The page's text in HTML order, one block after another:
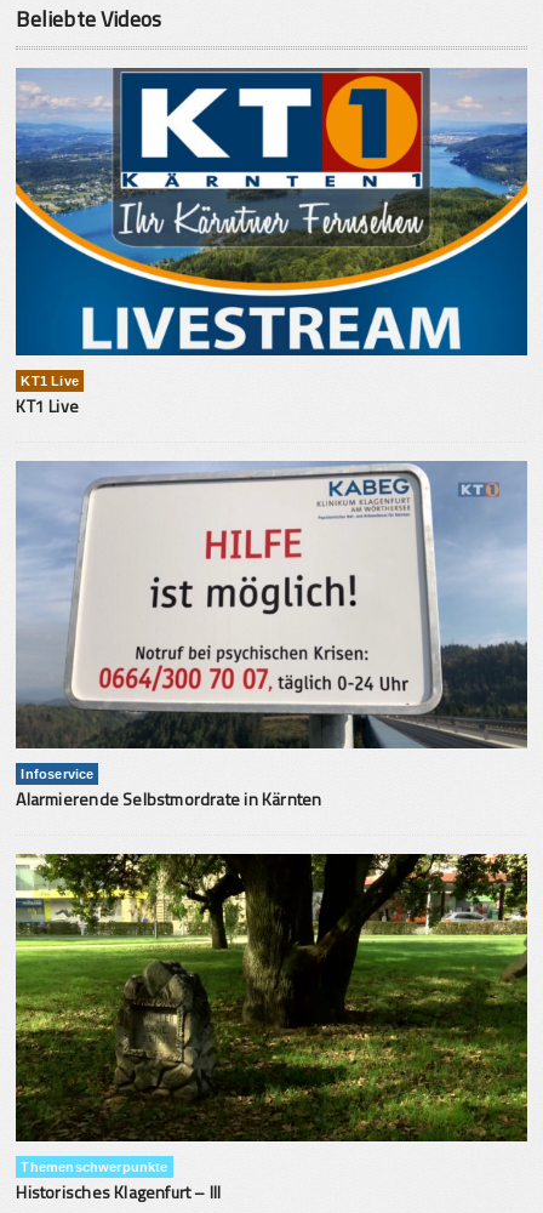
Beliebte Videos
KT1 Live
KT1 Live
Infoservice
Alarmierende Selbstmordrate in Kärnten
Themenschwerpunkte
Historisches Klagenfurt – III